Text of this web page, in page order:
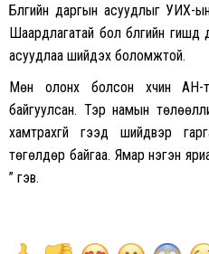
Бүлгийн даргын асуудлыг УИХ-
Шаардлагатай бол бүлгийн
асуудлаа шийдэх боломжтой.
Мөн олонх болсон хүчин АН-
байгуулсан. Тэр намын
хамтрахгүй гээд шийдвэр
төгөлдөр байгаа. Ямар нэгэн
” гэв.